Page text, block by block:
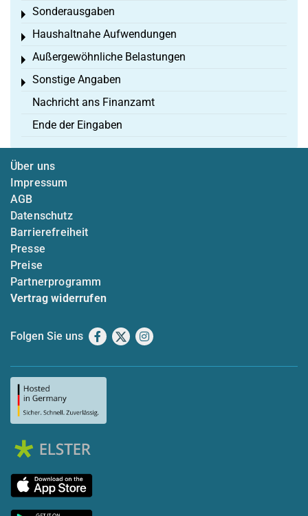
Sonderausgaben
Toggle menu
Haushaltnahe Aufwendungen
Toggle menu
Außergewöhnliche Belastungen
Toggle menu
Sonstige Angaben
Toggle menu
Nachricht ans Finanzamt
Ende der Eingaben
Über uns
Impressum
AGB
Datenschutz
Barrierefreiheit
Presse
Preise
Partnerprogramm
Vertrag widerrufen
Folgen Sie uns Facebook
X Instagram